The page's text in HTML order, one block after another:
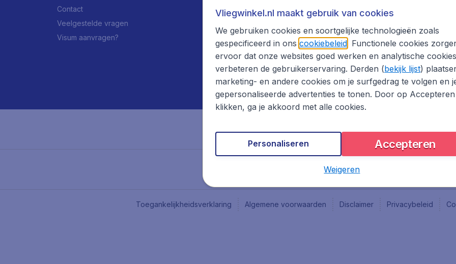
Contact
Veelgestelde vragen
Visum aanvragen?
Over Vliegwinkel.nl
Reisgids
Toegankelijkheidsverklaring Algemene voorwaarden Disclaimer Privacybeleid
Vliegwinkel.nl maakt gebruik van cookies
We gebruiken cookies en soortgelijke technologieën zoals
gespecificeerd in ons cookiebeleid. Functionele cookies
ervoor dat onze websites goed werken en analytische cookies
verbeteren de gebruikerservaring. Derden (bekijk lijst)
marketing- en andere cookies om je surfgedrag te volgen en
gepersonaliseerde advertenties te tonen. Door op
klikken, ga je akkoord met alle cookies.
Accepteren
Personaliseren
Weigeren